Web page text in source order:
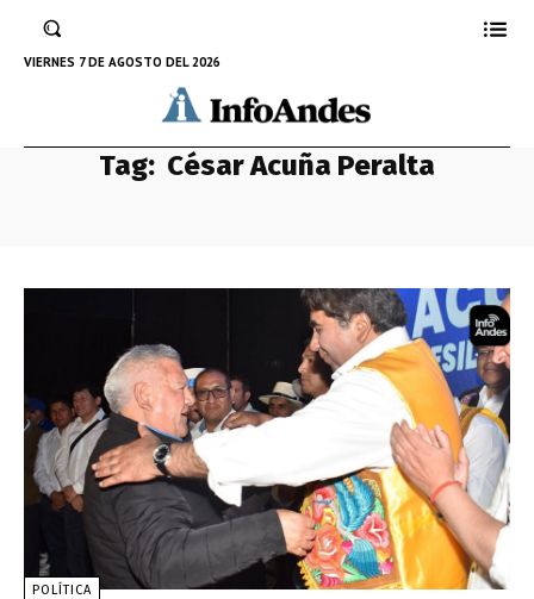
VIERNES 7 DE AGOSTO DEL 2026
Tag: César Acuña Peralta
POLÍTICA